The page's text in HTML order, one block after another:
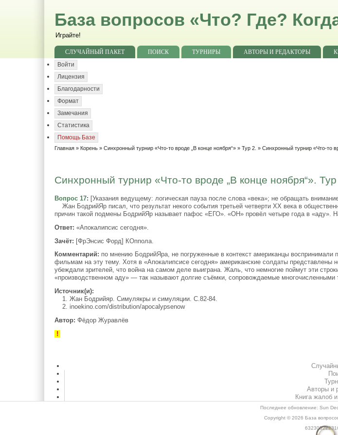
База вопросов «Что? Где?
Играйте!
СЛУЧАЙНЫЙ ПАКЕТ ПОИСК ТУРНИРЫ АВТОРЫ И РЕДАКТОРЫ
Войти
Лицензия
Благодарности
Формат
Замечания
Статистика
Помощь Базе
Главная » Корень »Синхронный турнир «Что-то вроде „В конце ноября“» »Тур 2. » Синхронный турнир «Что-то
Синхронный турнир «Что-то вроде „В конце ноября“».
Вопрос 17: [Указания ведущему: логическая пауза после слова «века»; не обращать
Жан БодрийЯр писал, что результат некого события третьей четверти XX века в
причин такой подмены БодрийЯр называет пафос «ЕГО». «ОН» провёл четыре года в «аду».
Ответ: «Апокалипсис сегодня».
Зачёт: [ФрЭнсис Форд] КОппола.
Комментарий: по мнению БодрийЯра, не погруженные в контекст американцы
фильмам на эту тему. Хотя в «Апокалипсисе сегодня» американские солдаты
убеждали зрителей, что война на самом деле выиграна. Жаль, что немногие поймут эти
«производственном аду» — так называют долгие съёмки, сопровождаемые многочисленными
Источник(и):
1. Жан Бодрийяр. Симулякры и симуляции. С.82-84.
2. inoekino.com/distribution/apocalypsenow
Автор: Фёдор Журавлёв
!
Авторы и
Книга жалоб
Последнее обновление: Sun
Copyright © 2026 База